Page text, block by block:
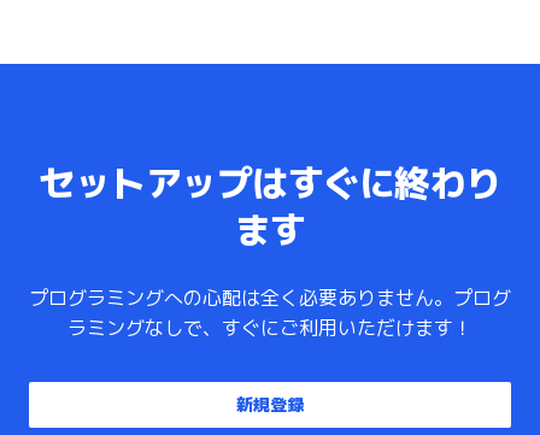
セットアップはすぐに終わり
ます
プログラミングへの心配は全く必要ありません。プログ
ラミングなしで、すぐにご利用いただけます！
新規登録